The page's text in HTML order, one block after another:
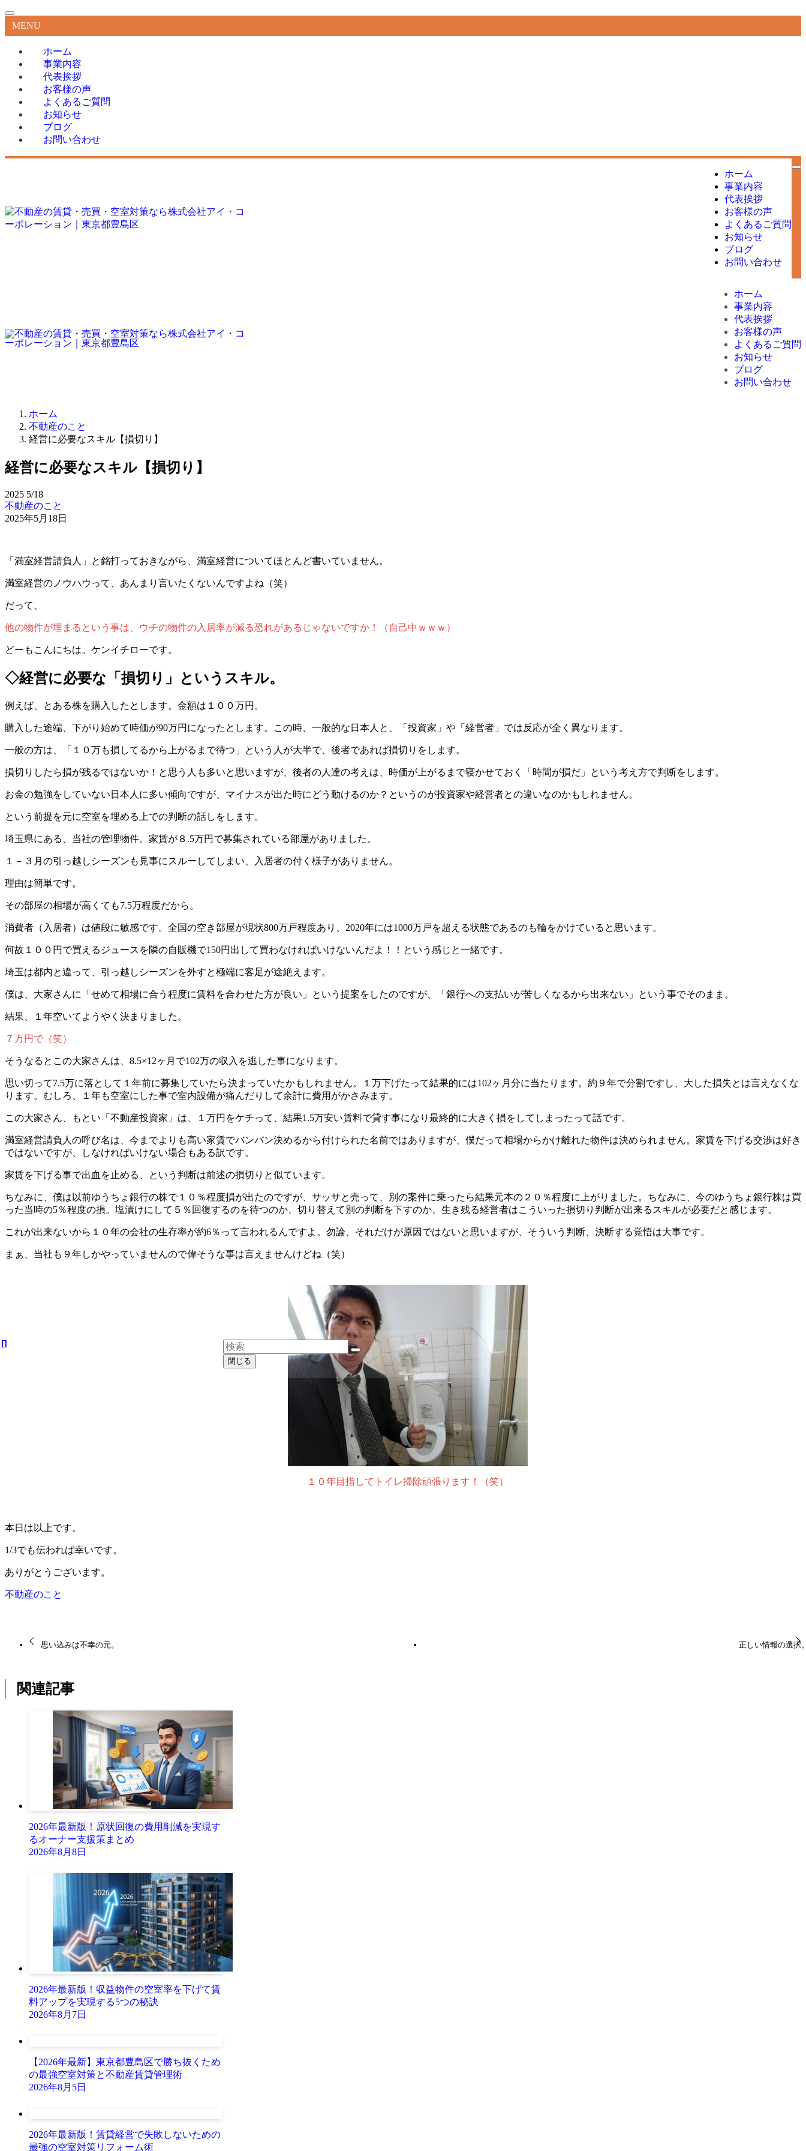
MENU
ホーム
事業内容
代表挨拶
お客様の声
よくあるご質問
お知らせ
ブログ
お問い合わせ
ホーム
事業内容
代表挨拶
お客様の声
よくあるご質問
お知らせ
ブログ
お問い合わせ
ホーム
事業内容
代表挨拶
お客様の声
よくあるご質問
お知らせ
ブログ
お問い合わせ
ホーム
不動産のこと
経営に必要なスキル【損切り】
経営に必要なスキル【損切り】
2025 5/18
不動産のこと
2025年5月18日
「満室経営請負人」と銘打っておきながら、満室経営についてほとんど書いていません。
満室経営のノウハウって、あんまり言いたくないんですよね（笑）
だって、
他の物件が埋まるという事は、ウチの物件の入居率が減る恐れがあるじゃないですか！（自己中ｗｗｗ）
どーもこんにちは。ケンイチローです。
◇経営に必要な「損切り」というスキル。
例えば、とある株を購入したとします。金額は１００万円。
購入した途端、下がり始めて時価が90万円になったとします。この時、一般的な日本人と、「投資家」や「経営者」では反応が全く異なります。
一般の方は、「１０万も損してるから上がるまで待つ」という人が大半で、後者であれば損切りをします。
損切りしたら損が残るではないか！と思う人も多いと思いますが、後者の人達の考えは、時価が上がるまで寝かせておく「時間が損だ」という考え方で判断をします。
お金の勉強をしていない日本人に多い傾向ですが、マイナスが出た時にどう動けるのか？というのが投資家や経営者との違いなのかもしれません。
という前提を元に空室を埋める上での判断の話しをします。
埼玉県にある、当社の管理物件。家賃が８.5万円で募集されている部屋がありました。
１－３月の引っ越しシーズンも見事にスルーしてしまい、入居者の付く様子がありません。
理由は簡単です。
その部屋の相場が高くても7.5万程度だから。
消費者（入居者）は値段に敏感です。全国の空き部屋が現状800万戸程度あり、2020年には1000万戸を超える状態であるのも輪をかけていると思います。
何故１００円で買えるジュースを隣の自販機で150円出して買わなければいけないんだよ！！という感じと一緒です。
埼玉は都内と違って、引っ越しシーズンを外すと極端に客足が途絶えます。
僕は、大家さんに「せめて相場に合う程度に賃料を合わせた方が良い」という提案をしたのですが、「銀行への支払いが苦しくなるから出来ない」という事でそのまま。
結果、１年空いてようやく決まりました。
７万円で（笑）
そうなるとこの大家さんは、8.5×12ヶ月で102万の収入を逃した事になります。
思い切って7.5万に落として１年前に募集していたら決まっていたかもしれません。１万下げたって結果的には102ヶ月分に当たります。約９年で分割ですし、大した損失とは言えなくな
ります。むしろ、１年も空室にした事で室内設備が痛んだりして余計に費用がかさみます。
この大家さん、もとい「不動産投資家」は、１万円をケチって、結果1.5万安い賃料で貸す事になり最終的に大きく損をしてしまったって話です。
満室経営請負人の呼び名は、今までよりも高い家賃でバンバン決めるから付けられた名前ではありますが、僕だって相場からかけ離れた物件は決められません。家賃を下げる交渉は好き
ではないですが、しなければいけない場合もある訳です。
家賃を下げる事で出血を止める、という判断は前述の損切りと似ています。
ちなみに、僕は以前ゆうちょ銀行の株で１０％程度損が出たのですが、サッサと売って、別の案件に乗ったら結果元本の２０％程度に上がりました。ちなみに、今のゆうちょ銀行株は買
った当時の5％程度の損。塩漬けにして５％回復するのを待つのか、切り替えて別の判断を下すのか、生き残る経営者はこういった損切り判断が出来るスキルが必要だと感じます。
これが出来ないから１０年の会社の生存率が約6％って言われるんですよ。勿論、それだけが原因ではないと思いますが、そういう判断、決断する覚悟は大事です。
まぁ、当社も９年しかやっていませんので偉そうな事は言えませんけどね（笑）
１０年目指してトイレ掃除頑張ります！（笑）
本日は以上です。
1/3でも伝われば幸いです。
ありがとうございます。
不動産のこと
思い込みは不幸の元。 正しい情報の選択
関連記事
2026年最新版！原状回復の費用削減を実現す
るオーナー支援策まとめ
2026年8月8日
2026年最新版！収益物件の空室率を下げて賃
料アップを実現する5つの秘訣
2026年8月7日
【2026年最新】東京都豊島区で勝ち抜くため
の最強空室対策と不動産賃貸管理術
2026年8月5日
2026年最新版！賃貸経営で失敗しないための
最強の空室対策リフォーム術
閉じる